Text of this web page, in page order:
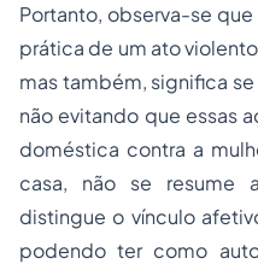
Portanto, observa-se
prática de um ato
mas também, significa
não evitando que essas
doméstica contra a
casa, não se resume
distingue o vínculo
podendo ter como